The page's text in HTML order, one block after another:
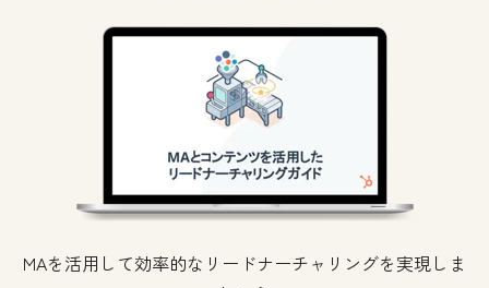
MAを活用して効率的なリードナーチャリングを実現しま